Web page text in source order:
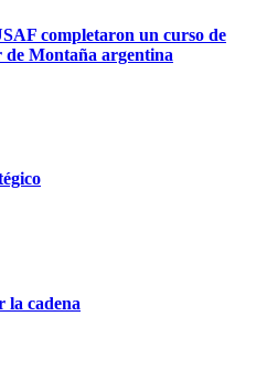
completaron un curso de
de Montaña argentina
la cadena